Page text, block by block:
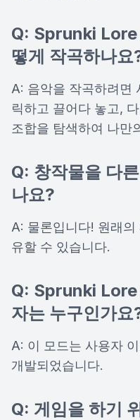
Q: Sprunki
떻게 작곡하나요
A: 음악을 작곡하려면
릭하고 끌어다 놓고,
조합을 탐색하여 나만
Q: 창작물을 다
나요?
A: 물론입니다! 원래
유할 수 있습니다.
Q: Sprunki
자는 누구인가요
A: 이 모드는 사용자
개발되었습니다.
Q: 게임을 하기